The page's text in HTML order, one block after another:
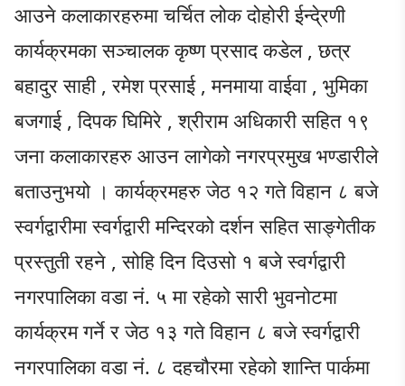
आउने कलाकारहरुमा चर्चित लोक दोहोरी ईन्दे्रणी
कार्यक्रमका सञ्चालक कृष्ण प्रसाद कडेल , छत्र
बहादुर साही , रमेश प्रसाई , मनमाया वाईवा , भुमिका
बजगाई , दिपक घिमिरे , श्रीराम अधिकारी सहित १९
जना कलाकारहरु आउन लागेको नगरप्रमुख भण्डारीले
बताउनुभयो । कार्यक्रमहरु जेठ १२ गते विहान ८ बजे
स्वर्गद्वारीमा स्वर्गद्वारी मन्दिरको दर्शन सहित साङ्गेतीक
प्रस्तुती रहने , सोहि दिन दिउसो १ बजे स्वर्गद्वारी
नगरपालिका वडा नं. ५ मा रहेको सारी भुवनोटमा
कार्यक्रम गर्ने र जेठ १३ गते विहान ८ बजे स्वर्गद्वारी
नगरपालिका वडा नं. ८ दहचौरमा रहेको शान्ति पार्कमा